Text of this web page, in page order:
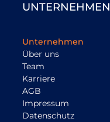
UNTERNEHMEN
Unternehmen
Über uns
Team
Karriere
AGB
Impressum
Datenschutz